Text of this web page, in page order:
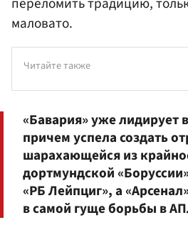
маловато.
Читайте также
«Бавария» уже лидирует
причем успела создать
шарахающейся из
дортмундской
«РБ Лейпциг», а
в самой гуще борьбы в